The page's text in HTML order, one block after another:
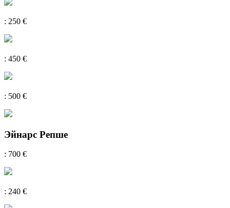
: 250 €
: 450 €
: 500 €
Эйнарс Репше
: 700 €
: 240 €